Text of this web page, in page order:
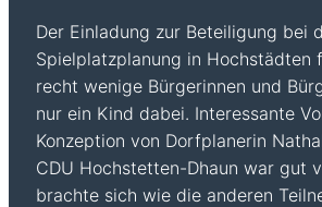
Der Einladung zur Beteiligung bei
Spielplatzplanung in Hochstädten
recht wenige Bürgerinnen und
nur ein Kind dabei. Interessante
Konzeption von Dorfplanerin
CDU Hochstetten-Dhaun war gut
brachte sich wie die anderen